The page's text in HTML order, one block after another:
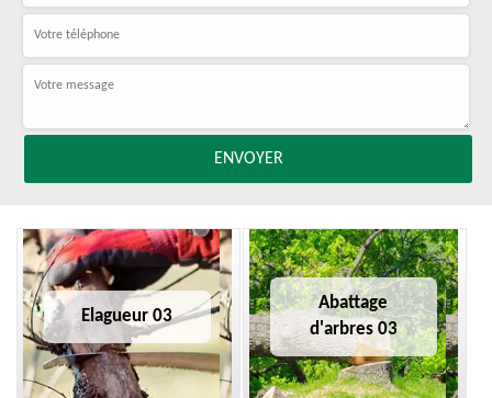
Elagueur 03
Abattage
d'arbres 03